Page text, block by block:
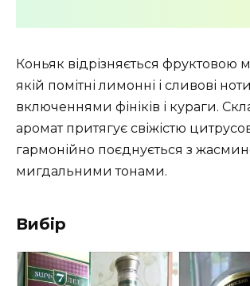
Коньяк відрізняється фруктовою
якій помітні лимонні і сливові
включеннями фініків і кураги.
аромат притягує свіжістю
гармонійно поєднується з
мигдальними тонами.
Вибір